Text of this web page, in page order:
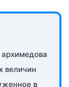
величин
в